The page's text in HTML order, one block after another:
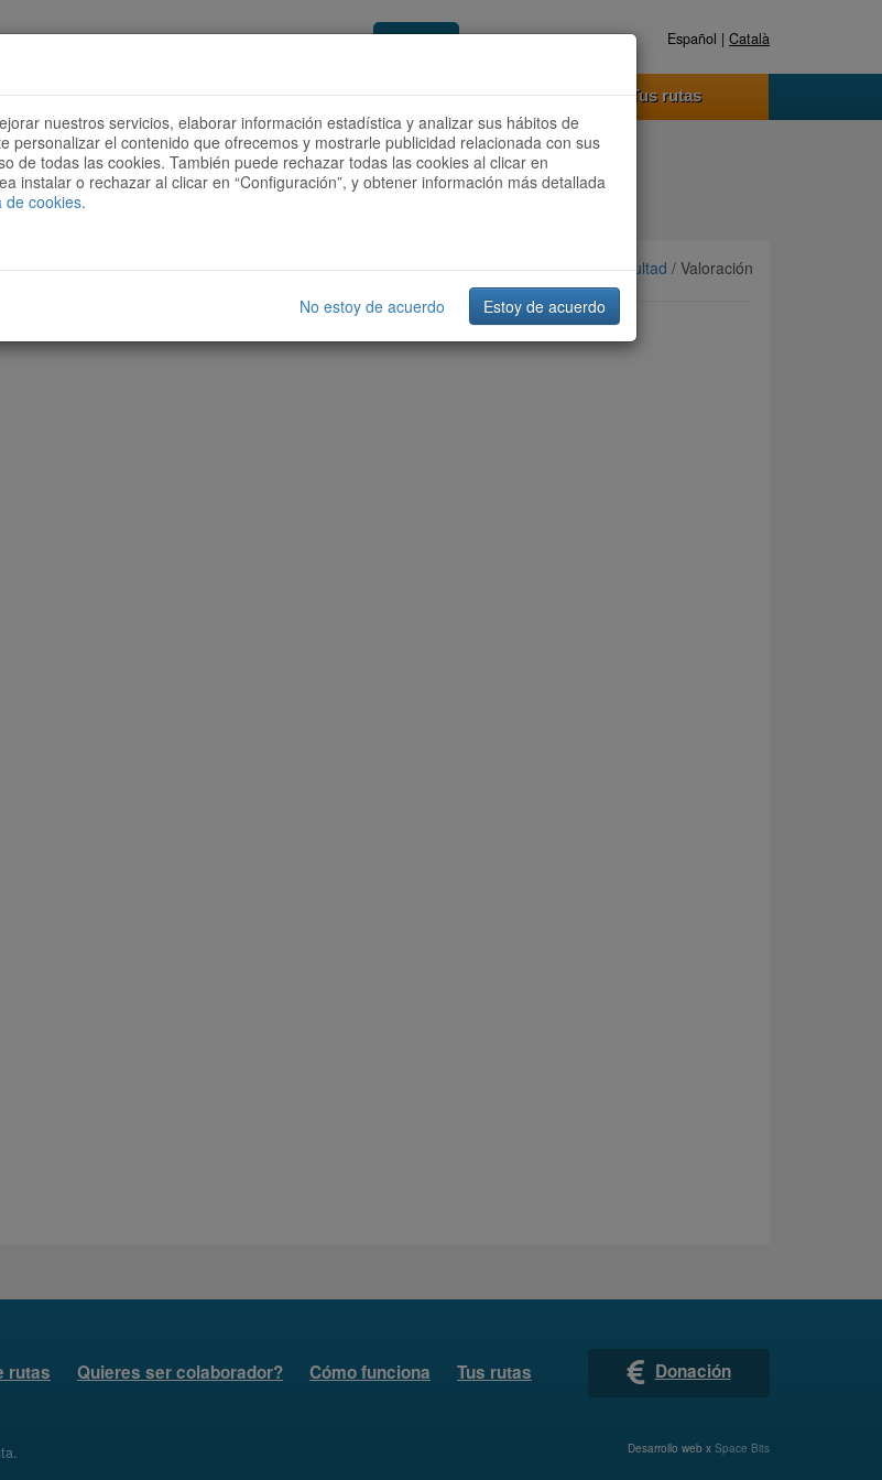
Acceder Registrate ahora Español | Català
Quieres ser colaborador? Cómo funciona Tus rutas
Ordenar por:Más recientes/Dificultad / Valoración
rutas Quieres ser colaborador? Cómo funciona Tus rutas Donación
. Desarrollo web x Space Bits
nuestros servicios, elaborar información estadística y analizar sus hábitos de
personalizar el contenido que ofrecemos y mostrarle publicidad relacionada con sus
de todas las cookies. También puede rechazar todas las cookies al clicar en
instalar o rechazar al clicar en “Configuración”, y obtener información más detallada
de cookies.
No estoy de acuerdo Estoy de acuerdo